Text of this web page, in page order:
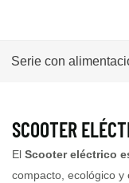
Serie con
SCOOTER
El Scooter eléctrico
compacto, ecológico